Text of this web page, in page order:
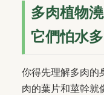
多肉植物
它們怕水
你得先理解多肉的
肉的葉片和莖幹就